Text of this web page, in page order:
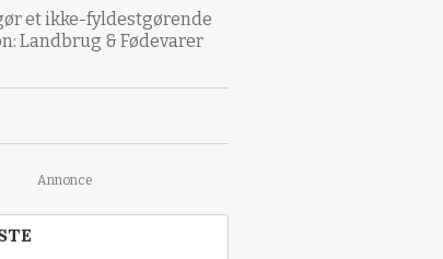
et ikke-fyldestgørende
Landbrug & Fødevarer
Annonce